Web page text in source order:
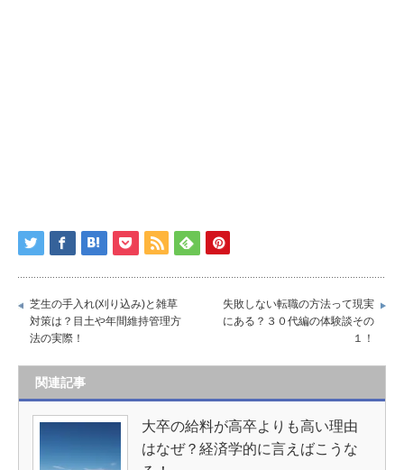
芝生の手入れ(刈り込み)と雑草
対策は？目土や年間維持管理方
法の実際！
失敗しない転職の方法って現実
にある？３０代編の体験談その
１！
関連記事
大卒の給料が高卒よりも高い理由
はなぜ？経済学的に言えばこうな